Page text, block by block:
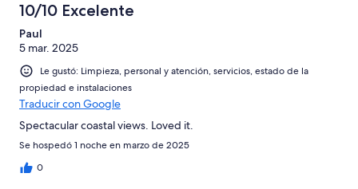
10/10 Excelente
Paul
5 mar. 2025
Le gustó: Limpieza, personal y atención, servicios, estado de la
propiedad e instalaciones
Traducir con Google
Spectacular coastal views. Loved it.
Se hospedó 1 noche en marzo de 2025
0